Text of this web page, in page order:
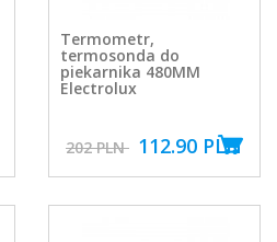
Termometr,
termosonda do
piekarnika 480MM
Electrolux
202 PLN 112.90 PLN